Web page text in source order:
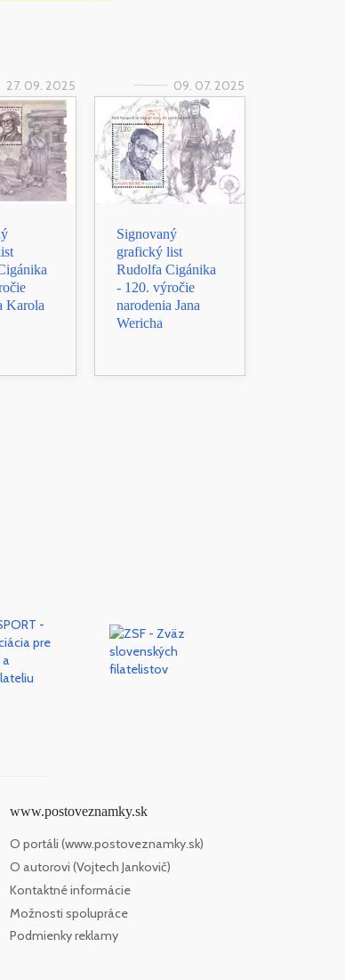
27. 09. 2025
Karola
09. 07. 2025
Signovaný
grafický list
Rudolfa Cigánika
- 120. výročie
narodenia Jana
Wericha
www.postoveznamky.sk
O portáli (www.postoveznamky.sk)
O autorovi (Vojtech Jankovič)
Kontaktné informácie
Možnosti spolupráce
Podmienky reklamy